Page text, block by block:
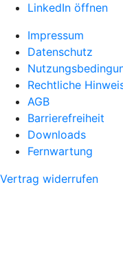
LinkedIn öffnen
Impressum
Datenschutz
Rechtliche
AGB
Barrierefreiheit
Downloads
Fernwartung
Vertrag widerrufen